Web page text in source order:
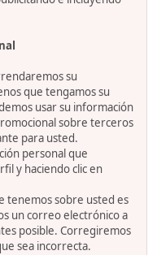
su
que tengamos su
usar su información
sobre terceros
para usted.
personal que
y haciendo clic en
tenemos sobre usted es
un correo electrónico a
posible. Corregiremos
sea incorrecta.